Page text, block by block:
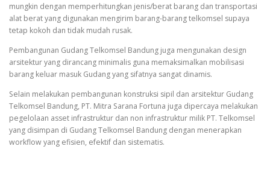
mungkin dengan memperhitungkan jenis/berat barang dan transportasi
alat berat yang digunakan mengirim barang-barang telkomsel supaya
tetap kokoh dan tidak mudah rusak.
Pembangunan Gudang Telkomsel Bandung juga mengunakan design
arsitektur yang dirancang minimalis guna memaksimalkan mobilisasi
barang keluar masuk Gudang yang sifatnya sangat dinamis.
Selain melakukan pembangunan konstruksi sipil dan arsitektur Gudang
Telkomsel Bandung, PT. Mitra Sarana Fortuna juga dipercaya melakukan
pegelolaan asset infrastruktur dan non infrastruktur milik PT. Telkomsel
yang disimpan di Gudang Telkomsel Bandung dengan menerapkan
workflow yang efisien, efektif dan sistematis.